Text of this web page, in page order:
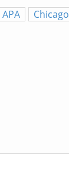
APA Chicago